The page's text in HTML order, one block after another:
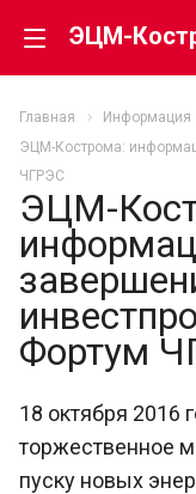
Главная Информация
ЭЦМ-Кострома:
ЧГРЭС
ЭЦМ-
Фортум
18 октября 2016
торжественное
пуску новых